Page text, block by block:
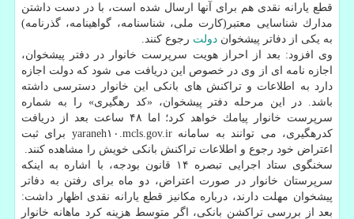
قطع یارانه نقدی هم برای آنها ارسال شده است، با در دست داشتن
مدارك شناسایی معتبر(كارت ملی، شناسنامه، گواهینامه، گذرنامه)
به یكی از دفاتر پیشخوان دولت رجوع كنند.
وی افزود: بعد از احراز هویت سرپرست خانوار در دفتر پیشخوان،
اجازه نامه ای از وی در خصوص این دریافت می شود كه دولت اجازه
دارد به اطلاعات و تراكنش های بانكی این خانوار دسترسی داشته
باشد. در این مرحله دفتر پیشخوان، «كد رهگیری» را به شماره
سرپرست خانوار پیامك خواهد كرد؛ اما ۴۸ ساعت بعد از دریافت
كدرهگیری، می توانند به سامانه yaraneh۱۰.mcls.gov.ir برای ثبت
اعتراض خود رجوع و اطلاعات تراكنش بانكی خویش را مشاهده كنند.
سخنگوی ستاد اجرایی تبصره ۱۴ قانون بودجه، با اشاره به اینكه
سرپرستان خانوار در صورت اعتراض، دو ماه برای رفتن به دفاتر
پیشخوان مهلت دارند، درباره مكانیز قطع یارانه نقدی اظهار داشت:
بعد از بررسی تراكشن بانكی، اگر متوسط هزینه كرد ماهانه خانوار